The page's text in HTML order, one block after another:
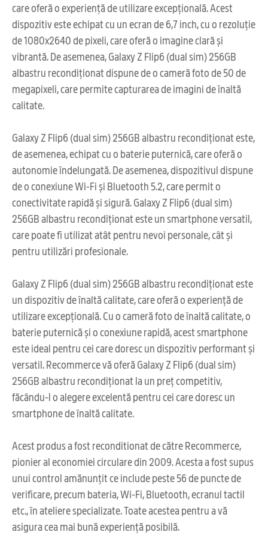
care oferă o experiență de utilizare excepțională. Acest
dispozitiv este echipat cu un ecran de 6,7 inch, cu o rezoluție
de 1080x2640 de pixeli, care oferă o imagine clară și
vibrantă. De asemenea, Galaxy Z Flip6 (dual sim) 256GB
albastru recondiționat dispune de o cameră foto de 50 de
megapixeli, care permite capturarea de imagini de înaltă
calitate.
Galaxy Z Flip6 (dual sim) 256GB albastru recondiționat este,
de asemenea, echipat cu o baterie puternică, care oferă o
autonomie îndelungată. De asemenea, dispozitivul dispune
de o conexiune Wi-Fi și Bluetooth 5.2, care permit o
conectivitate rapidă și sigură. Galaxy Z Flip6 (dual sim)
256GB albastru recondiționat este un smartphone versatil,
care poate fi utilizat atât pentru nevoi personale, cât și
pentru utilizări profesionale.
Galaxy Z Flip6 (dual sim) 256GB albastru recondiționat este
un dispozitiv de înaltă calitate, care oferă o experiență de
utilizare excepțională. Cu o cameră foto de înaltă calitate, o
baterie puternică și o conexiune rapidă, acest smartphone
este ideal pentru cei care doresc un dispozitiv performant și
versatil. Recommerce vă oferă Galaxy Z Flip6 (dual sim)
256GB albastru recondiționat la un preț competitiv,
făcându-l o alegere excelentă pentru cei care doresc un
smartphone de înaltă calitate.
Acest produs a fost reconditionat de către Recommerce,
pionier al economiei circulare din 2009. Acesta a fost supus
unui control amănunțit ce include peste 56 de puncte de
verificare, precum bateria, Wi-Fi, Bluetooth, ecranul tactil
etc., în ateliere specializate. Toate acestea pentru a vă
asigura cea mai bună experiență posibilă.